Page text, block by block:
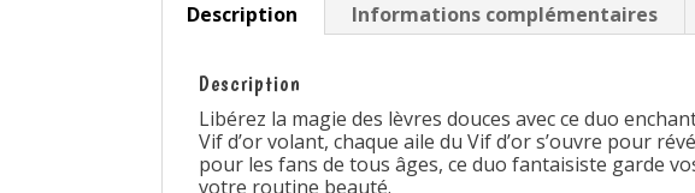
Description Informations complémentaires
Description
Libérez la magie des lèvres douces avec ce duo
Vif d’or volant, chaque aile du Vif d’or s’ouvre pour
pour les fans de tous âges, ce duo fantaisiste garde
votre routine beauté.